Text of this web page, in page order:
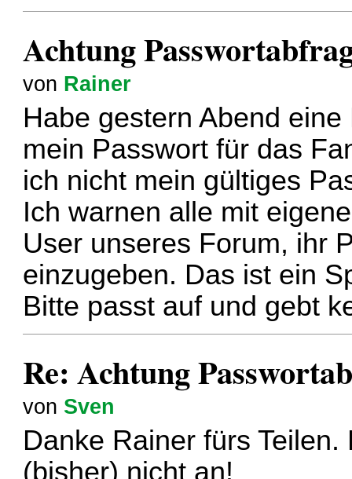
Achtung
von Rainer
Habe gestern Abend
mein Passwort für das
ich nicht mein gültiges
Ich warnen alle mit
User unseres Forum, ihr
einzugeben. Das ist ein
Bitte passt auf und gebt
Re: Achtung
von Sven
Danke Rainer fürs
(bisher) nicht an!